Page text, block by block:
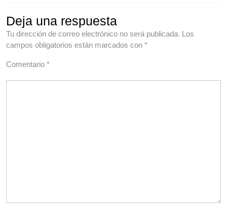
Deja una respuesta
Tu dirección de correo electrónico no será publicada. Los
campos obligatorios están marcados con *
Comentario *